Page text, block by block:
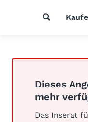
Dieses
mehr
Das Inserat